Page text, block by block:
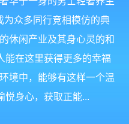
为众多同行竞相模仿的典
休闲产业及其身心灵的和
能在这里获得更多的幸福
境中，能够有这样一个温
悦身心，获取正能...